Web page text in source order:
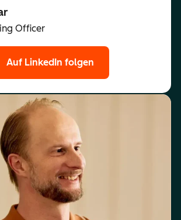
Officer
Auf LinkedIn folgen